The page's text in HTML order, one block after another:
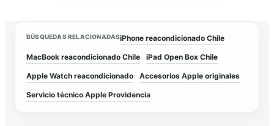
BÚSQUEDAS RELACIONADASiPhone reacondicionado Chile
MacBook reacondicionado Chile iPad Open Box Chile
Apple Watch reacondicionado Accesorios Apple originales
Servicio técnico Apple Providencia